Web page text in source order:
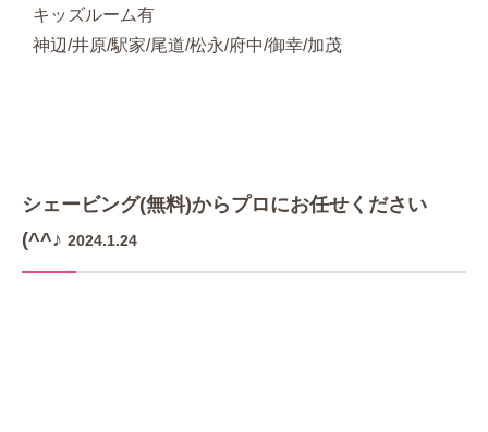
キッズルーム有
神辺/井原/駅家/尾道/松永/府中/御幸/加茂
シェービング(無料)からプロにお任せください
(^^♪ 2024.1.24